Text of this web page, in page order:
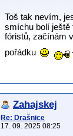
Toš tak nevím,
smíchu bolí ještě
fóristů, začínám
pořádku
Zahajskej
Re: Drašnice
17. 09. 2025 08:25